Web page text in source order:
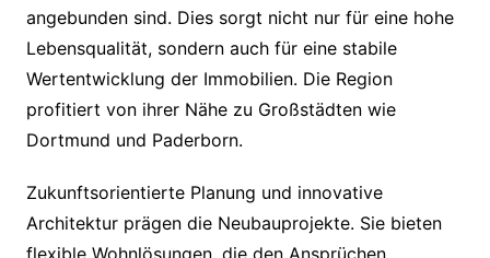
angebunden sind. Dies sorgt nicht nur für eine hohe
Lebensqualität, sondern auch für eine stabile
Wertentwicklung der Immobilien. Die Region
profitiert von ihrer Nähe zu Großstädten wie
Dortmund und Paderborn.
Zukunftsorientierte Planung und innovative
Architektur prägen die Neubauprojekte. Sie bieten